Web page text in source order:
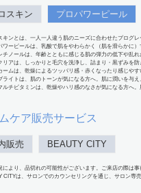
スキン プロパワーピール
キンとは、一人一人違う肌のニーズに合わせたプログ
ワーピールは、乳酸で肌をやわらかく（肌を滑らかに）
チノールは、年齢とともに感じる肌の弾力の低下や乱
リアは、しっかりと毛穴を洗浄し、詰まり・黒ずみを
ームは、乾燥によるツッパリ感・赤くなったり感じや
ライトは、肌のトーンが気になる方へ。肌に潤いを与
ルチビタミンは、乾燥やハリ感のなさが気になる方へ
ケア販売サービス
販売 BEAUTY CITY
により、品切れの可能性がございます。ご来店の際は事
CITYは、サロンでのカウンセリングを通じ、サロン専